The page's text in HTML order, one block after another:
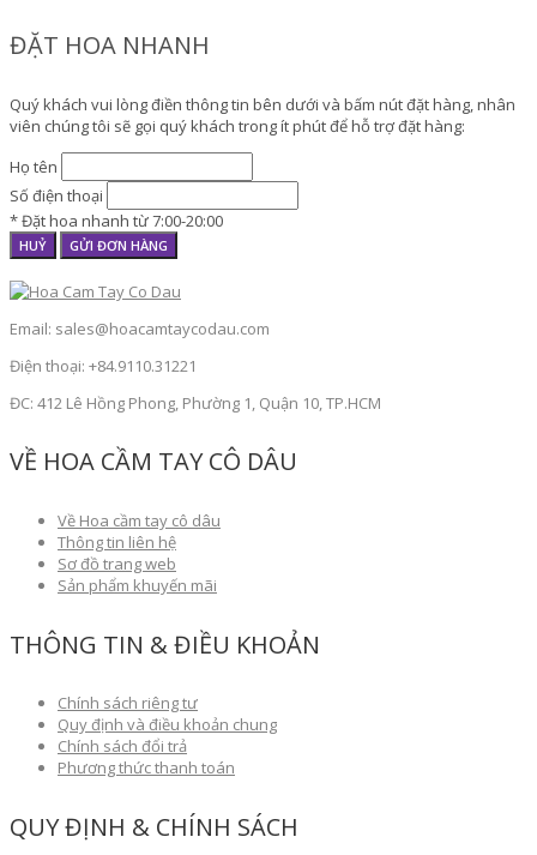
ĐẶT HOA NHANH
Quý khách vui lòng điền thông tin bên dưới và bấm nút đặt hàng, nhân
viên chúng tôi sẽ gọi quý khách trong ít phút để hỗ trợ đặt hàng:
Họ tên
Số điện thoại
* Đặt hoa nhanh từ 7:00-20:00
HUỶ GỬI ĐƠN HÀNG
Email: sales@hoacamtaycodau.com
Điện thoại: +84.9110.31221
ĐC: 412 Lê Hồng Phong, Phường 1, Quận 10, TP.HCM
VỀ HOA CẦM TAY CÔ DÂU
Về Hoa cầm tay cô dâu
Thông tin liên hệ
Sơ đồ trang web
Sản phẩm khuyến mãi
THÔNG TIN & ĐIỀU KHOẢN
Chính sách riêng tư
Quy định và điều khoản chung
Chính sách đổi trả
Phương thức thanh toán
QUY ĐỊNH & CHÍNH SÁCH